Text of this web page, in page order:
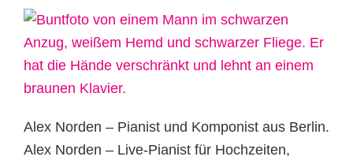
Alex Norden – Pianist und Komponist aus Berlin.
Alex Norden – Live-Pianist für Hochzeiten,